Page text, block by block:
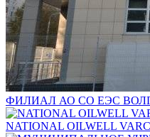
ФИЛИАЛ АО СО ЕЭС
NATIONAL OILWELL